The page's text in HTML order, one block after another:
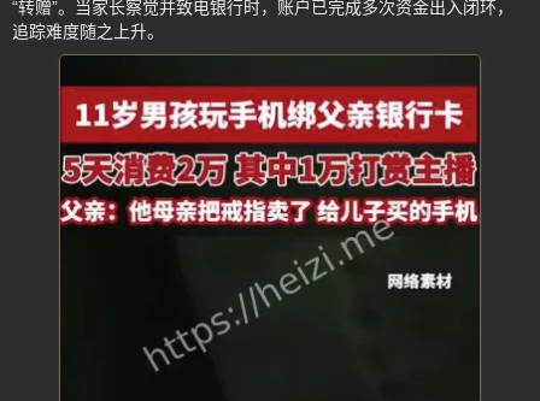
“转赠”。当家长察觉并致电银行时，账户已完成多次资金出入闭环，
追踪难度随之上升。